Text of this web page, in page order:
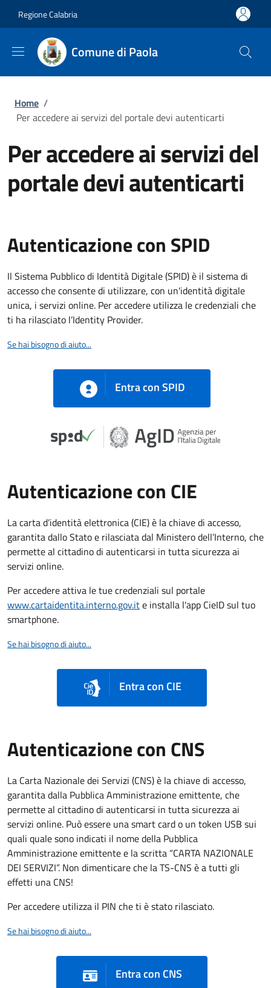
Regione Calabria
Comune di Paola
Briciole di pane
Home /
Per accedere ai servizi del portale devi autenticarti
Per accedere ai servizi del
portale devi autenticarti
Autenticazione con SPID
Il Sistema Pubblico di Identità Digitale (SPID) è il sistema di
accesso che consente di utilizzare, con un'identità digitale
unica, i servizi online. Per accedere utilizza le credenziali che
ti ha rilasciato l’Identity Provider.
Se hai bisogno di aiuto...
Entra con SPID
Autenticazione con CIE
La carta d’identità elettronica (CIE) è la chiave di accesso,
garantita dallo Stato e rilasciata dal Ministero dell’Interno, che
permette al cittadino di autenticarsi in tutta sicurezza ai
servizi online.
Per accedere attiva le tue credenziali sul portale
www.cartaidentita.interno.gov.ite installa l'app CieID sul tuo
smartphone.
Se hai bisogno di aiuto...
Entra con CIE
Autenticazione con CNS
La Carta Nazionale dei Servizi (CNS) è la chiave di accesso,
garantita dalla Pubblica Amministrazione emittente, che
permette al cittadino di autenticarsi in tutta sicurezza ai
servizi online. Può essere una smart card o un token USB sui
quali quale sono indicati il nome della Pubblica
Amministrazione emittente e la scritta “CARTA NAZIONALE
DEI SERVIZI”. Non dimenticare che la TS-CNS è a tutti gli
effetti una CNS!
Per accedere utilizza il PIN che ti è stato rilasciato.
Se hai bisogno di aiuto...
Entra con CNS